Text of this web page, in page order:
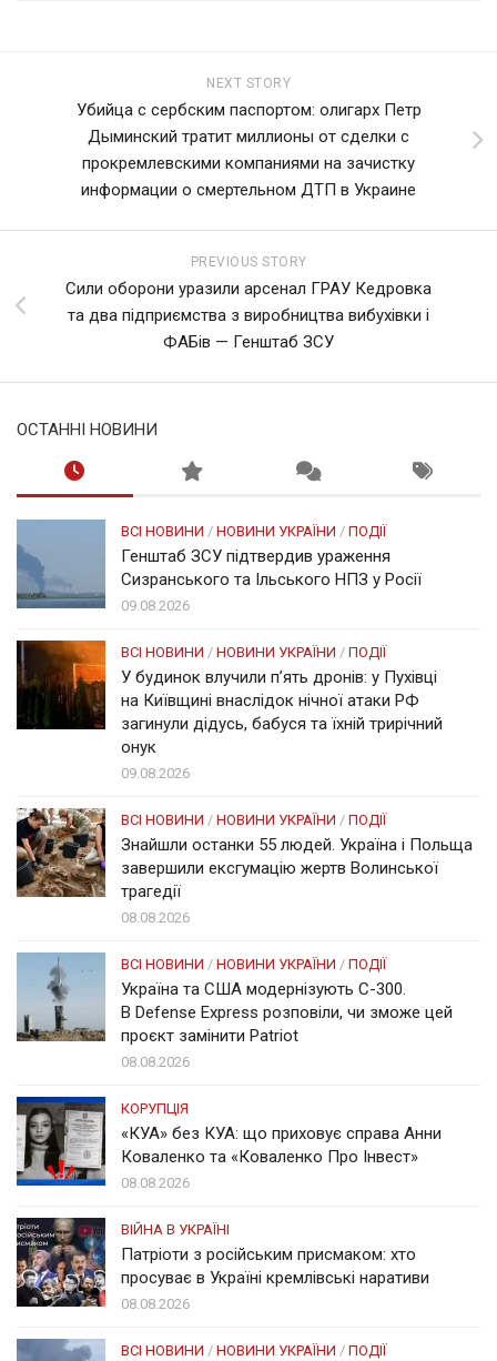
NEXT STORY
Убийца с сербским паспортом: олигарх Петр
Дыминский тратит миллионы от сделки с
прокремлевскими компаниями на зачистку
информации о смертельном ДТП в Украине
PREVIOUS STORY
Сили оборони уразили арсенал ГРАУ Кедровка
та два підприємства з виробництва вибухівки і
ФАБів — Генштаб ЗСУ
ОСТАННІ НОВИНИ
ВСІ НОВИНИ / НОВИНИ УКРАЇНИ / ПОДІЇ
Генштаб ЗСУ підтвердив ураження
Сизранського та Ільського НПЗ у Росії
09.08.2026
ВСІ НОВИНИ / НОВИНИ УКРАЇНИ / ПОДІЇ
У будинок влучили п’ять дронів: у Пухівці
на Київщині внаслідок нічної атаки РФ
загинули дідусь, бабуся та їхній трирічний
онук
09.08.2026
ВСІ НОВИНИ / НОВИНИ УКРАЇНИ / ПОДІЇ
Знайшли останки 55 людей. Україна і Польща
завершили ексгумацію жертв Волинської
трагедії
08.08.2026
ВСІ НОВИНИ / НОВИНИ УКРАЇНИ / ПОДІЇ
Україна та США модернізують С-300.
В Defense Express розповіли, чи зможе цей
проєкт замінити Patriot
08.08.2026
КОРУПЦІЯ
«КУА» без КУА: що приховує справа Анни
Коваленко та «Коваленко Про Інвест»
08.08.2026
ВІЙНА В УКРАЇНІ
Патріоти з російським присмаком: хто
просуває в Україні кремлівські наративи
08.08.2026
ВСІ НОВИНИ / НОВИНИ УКРАЇНИ / ПОДІЇ